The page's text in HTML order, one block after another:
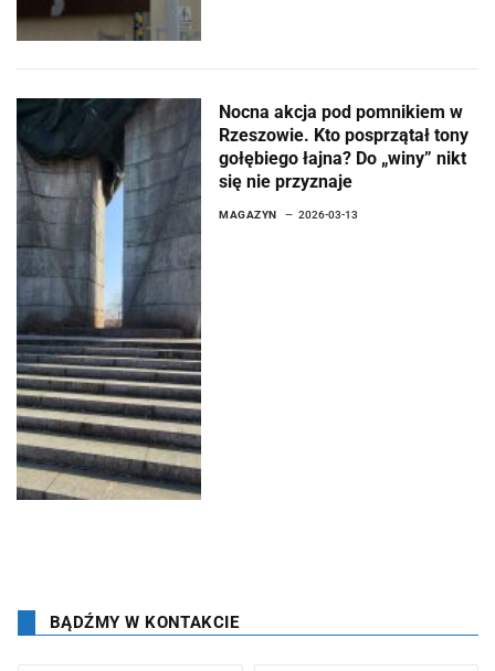
Nocna akcja pod pomnikiem w
Rzeszowie. Kto posprzątał tony
gołębiego łajna? Do „winy” nikt
się nie przyznaje
MAGAZYN 2026-03-13
BĄDŹMY W KONTAKCIE